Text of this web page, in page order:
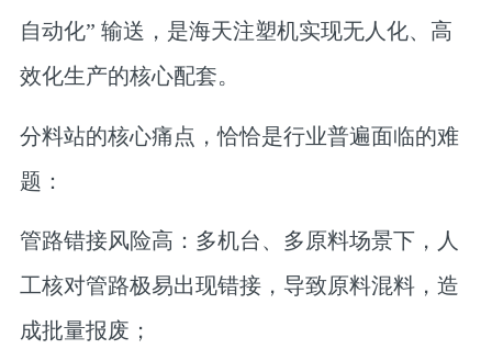
自动化” 输送，是海天注塑机实现无人化、高
效化生产的核心配套。
分料站的核心痛点，恰恰是行业普遍面临的难
题：
管路错接风险高 ：多机台、多原料场景下，人
工核对管路极易出现错接，导致原料混料，造
成批量报废；